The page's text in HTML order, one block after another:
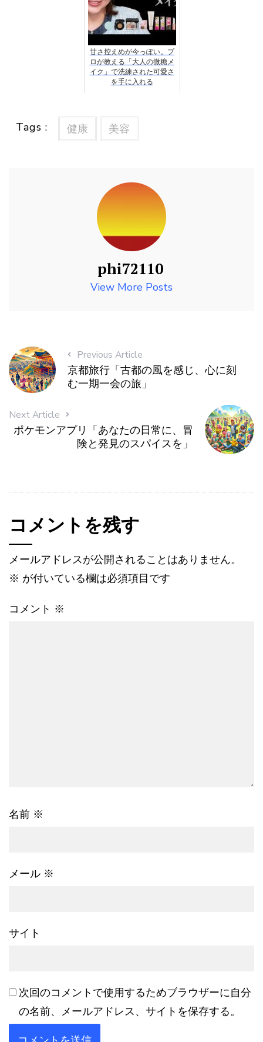
甘さ控えめが今っぽい。プ
ロが教える「大人の微糖メ
イク」で洗練された可愛さ
を手に入れる
Tags : 健康 美容
phi72110
View More Posts
Previous Article
京都旅行「古都の風を感じ、心に刻
む一期一会の旅」
Next Article
ポケモンアプリ「あなたの日常に、冒
険と発見のスパイスを」
コメントを残す
メールアドレスが公開されることはありません。
※ が付いている欄は必須項目です
コメント ※
名前 ※
メール ※
サイト
次回のコメントで使用するためブラウザーに自分
の名前、メールアドレス、サイトを保存する。